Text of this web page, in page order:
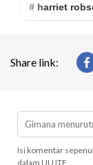
# harriet
Share link:
Isi komentar
dalam UU ITE